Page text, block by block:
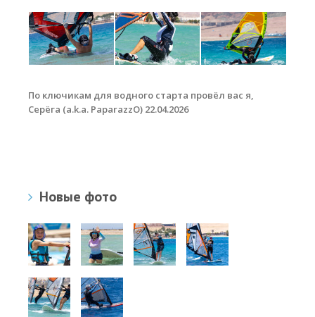
По ключикам для водного старта провёл вас я,
Серёга (a.k.a. PaparazzO) 22.04.2026
Новые фото